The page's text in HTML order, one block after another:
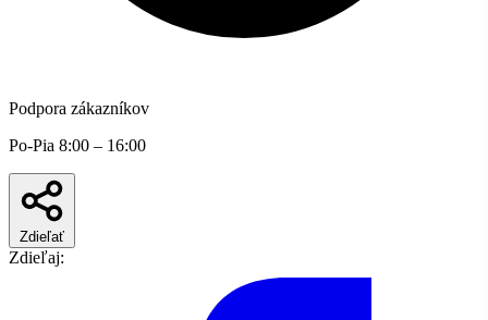
Podpora zákazníkov
Po-Pia 8:00 – 16:00
Zdieľať
Zdieľaj: